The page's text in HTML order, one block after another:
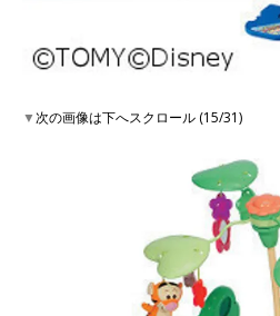
▼次の画像は下へスクロール (15/31)